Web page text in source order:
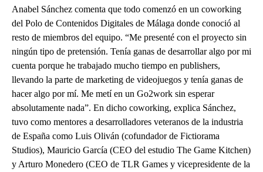
Anabel Sánchez comenta que todo comenzó en un coworking
del Polo de Contenidos Digitales de Málaga donde conoció al
resto de miembros del equipo. “Me presenté con el proyecto sin
ningún tipo de pretensión. Tenía ganas de desarrollar algo por mi
cuenta porque he trabajado mucho tiempo en publishers,
llevando la parte de marketing de videojuegos y tenía ganas de
hacer algo por mí. Me metí en un Go2work sin esperar
absolutamente nada”. En dicho coworking, explica Sánchez,
tuvo como mentores a desarrolladores veteranos de la industria
de España como Luis Oliván (cofundador de Fictiorama
Studios), Mauricio García (CEO del estudio The Game Kitchen)
y Arturo Monedero (CEO de TLR Games y vicepresidente de la